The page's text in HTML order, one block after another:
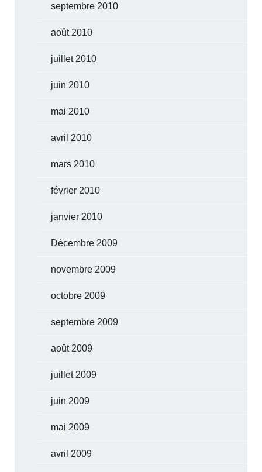
septembre 2010
août 2010
juillet 2010
juin 2010
mai 2010
avril 2010
mars 2010
février 2010
janvier 2010
Décembre 2009
novembre 2009
octobre 2009
septembre 2009
août 2009
juillet 2009
juin 2009
mai 2009
avril 2009